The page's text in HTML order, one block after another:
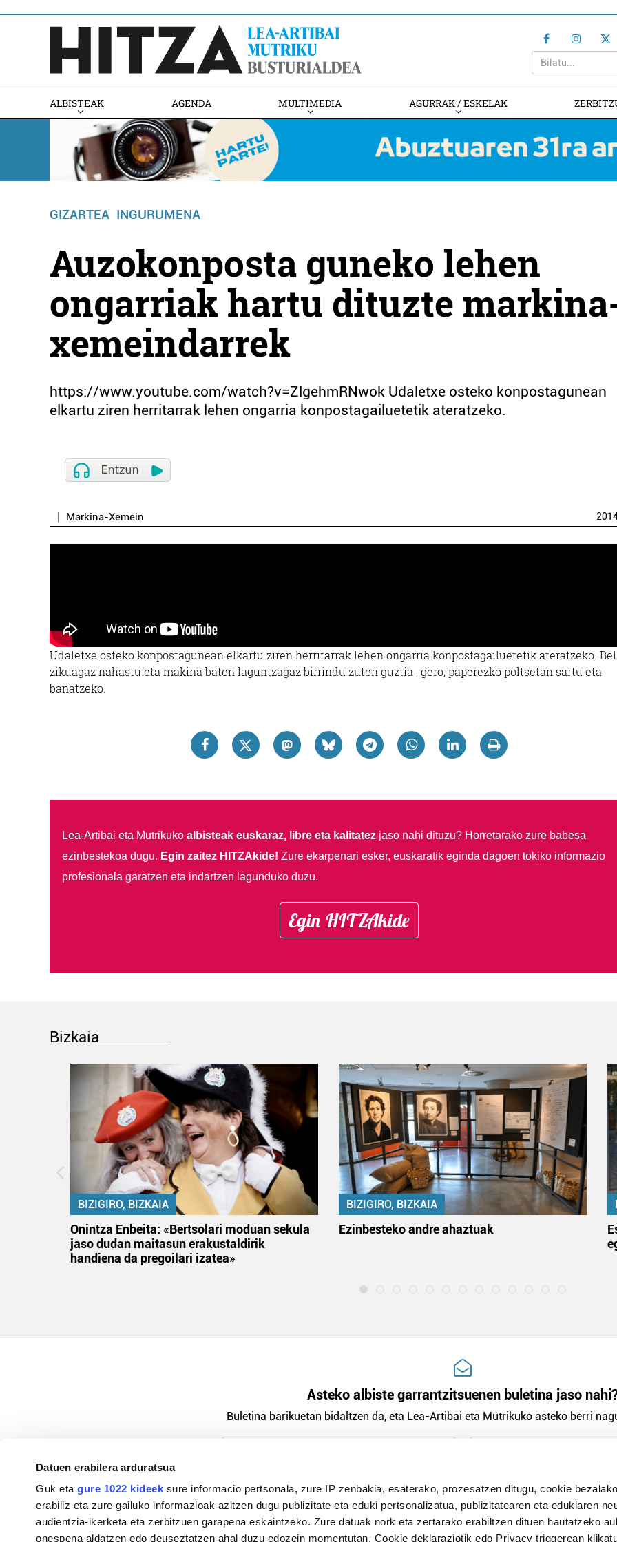
Datuen erabilera arduratsua
Guk etagure 1022 kideek sure informacio pertsonala, zure IP zenbakia, esaterako, prozesatzen ditugu, cookie
erabiliz eta zure gailuko informazioak azitzen dugu publizitate eta eduki pertsonalizatua, publizitatearen eta edukiaren
audientzia-ikerketa eta zerbitzuen garapena eskaintzeko. Zure datuak nork eta zertarako erabiltzen dituen hautatzeko
onespena aldatzen edo deuseztatzen ahal duzu edozein momentutan, Cookie deklaraziotik edo Privacy triggerean
ALBISTEAK AGENDA MULTIMEDIA AGURRAK / ESKELAK
GIZARTEA INGURUMENA
Auzokonposta guneko lehen
ongarriak hartu dituzte
xemeindarrek
https://www.youtube.com/watch?v=ZlgehmRNwok Udaletxe osteko konpostagunean
elkartu ziren herritarrak lehen ongarria konpostagailuetetik ateratzeko.
Markina-Xemein
Udaletxe osteko konpostagunean elkartu ziren herritarrak lehen ongarria konpostagailuetetik ateratzeko.
zikuagaz nahastu eta makina baten laguntzagaz birrindu zuten guztia , gero, paperezko poltsetan sartu eta
banatzeko.
Lea-Artibai eta Mutrikuko albisteak euskaraz, libre eta kalitatezjaso nahi dituzu? Horretarako zure babesa
ezinbestekoa dugu. Egin zaitez HITZAkide! Zure ekarpenari esker, euskaratik eginda dagoen tokiko informazio
profesionala garatzen eta indartzen lagunduko duzu.
Egin HITZAkide
Bizkaia
BIZIGIRO, BIZKAIA
Onintza Enbeita: «Bertsolari moduan sekula
jaso dudan maitasun erakustaldirik
handiena da pregoilari izatea»
BIZIGIRO, BIZKAIA
Ezinbesteko andre ahaztuak
Asteko albiste garrantzitsuenen buletina jaso
Buletina barikuetan bidaltzen da, eta Lea-Artibai eta Mutrikuko asteko berri